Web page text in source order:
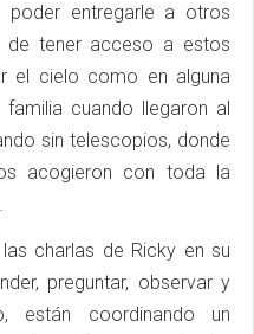
poder entregarle a otros
de tener acceso a estos
el cielo como en alguna
cuando llegaron al
sin telescopios, donde
acogieron con toda la
charlas de Ricky en su
preguntar, observar y
están coordinando un